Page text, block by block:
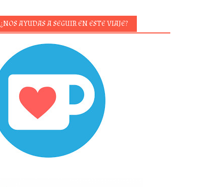
¿NOS AYUDAS A SEGUIR EN ESTE VIAJE?